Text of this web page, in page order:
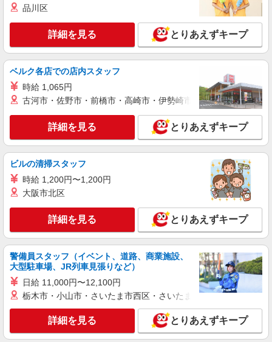
品川区
詳細を見る とりあえずキープ
ベルク各店での店内スタッフ
時給 1,065円
古河市・佐野市・前橋市・高崎市・伊勢崎市・太田市・館林市
詳細を見る とりあえずキープ
ビルの清掃スタッフ
時給 1,200円〜1,200円
大阪市北区
詳細を見る とりあえずキープ
警備員スタッフ（イベント、道路、商業施設、
大型駐車場、JR列車見張りなど）
日給 11,000円〜12,100円
栃木市・小山市・さいたま市西区・さいたま市岩槻区・久喜市・
詳細を見る とりあえずキープ